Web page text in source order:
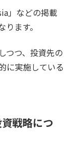
」などの掲載
ます。
つつ、投資先の
に実施している
戦略につ